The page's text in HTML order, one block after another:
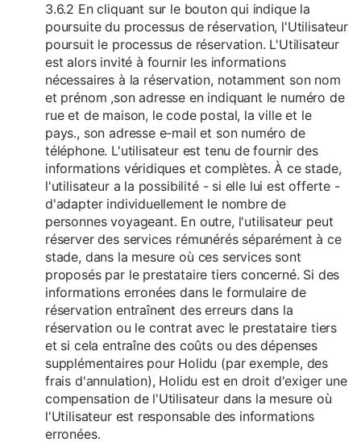
3.6.2 En cliquant sur le bouton qui indique la
poursuite du processus de réservation, l'Utilisateur
poursuit le processus de réservation. L'Utilisateur
est alors invité à fournir les informations
nécessaires à la réservation, notamment son nom
et prénom ,son adresse en indiquant le numéro de
rue et de maison, le code postal, la ville et le
pays., son adresse e-mail et son numéro de
téléphone. L'utilisateur est tenu de fournir des
informations véridiques et complètes. À ce stade,
l'utilisateur a la possibilité - si elle lui est offerte -
d'adapter individuellement le nombre de
personnes voyageant. En outre, l'utilisateur peut
réserver des services rémunérés séparément à ce
stade, dans la mesure où ces services sont
proposés par le prestataire tiers concerné. Si des
informations erronées dans le formulaire de
réservation entraînent des erreurs dans la
réservation ou le contrat avec le prestataire tiers
et si cela entraîne des coûts ou des dépenses
supplémentaires pour Holidu (par exemple, des
frais d'annulation), Holidu est en droit d'exiger une
compensation de l'Utilisateur dans la mesure où
l'Utilisateur est responsable des informations
erronées.